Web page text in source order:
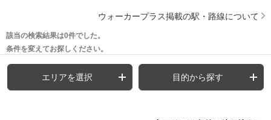
ウォーカープラス掲載の駅・路線について
該当の検索結果は0件でした。
条件を変えてお探しください。
エリアを選択 目的から探す